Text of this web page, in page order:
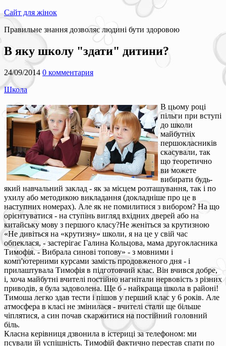
Сайт для жінок
Правильне знання дозволяє людині бути здоровою
В яку школу "здати" дитини?
24/09/2014 0 комментария
Школа
В цьому році
пільги при вступі
до школи
майбутніх
першокласників
скасували, так
що теоретично
ви можете
вибирати будь-
який навчальний заклад - як за місцем розташування, так і по
ухилу або методикою викладання (докладніше про це в
наступних номерах). Але як не помилитися з вибором? На що
орієнтуватися - на ступінь вигляд вхідних дверей або на
китайську мову з першого класу?Не женіться за крутизною
«Не дивіться на «крутизну» школи, я на це у свій час
обпеклася, - застерігає Галина Кольцова, мама другокласника
Тимофія. - Вибрала синові топову» - з мовними і
комп'ютерними курсами замість продовженого дня - і
прилаштувала Тимофія в підготовчий клас. Він вчився добре,
і, хоча майбутні вчителі постійно нагнітали нервовість з різних
приводів, я була задоволена. Ще б - найкраща школа в районі!
Тимоша легко здав тести і пішов у перший клас у 6 років. Але
атмосфера в класі не змінилася - вчителі стали ще більше
чіплятися, а син почав скаржитися на постійний головний
біль.
Класна керівниця дзвонила в істериці за телефоном: ми
псували їй успішність. Тимофій фактично перестав спати по